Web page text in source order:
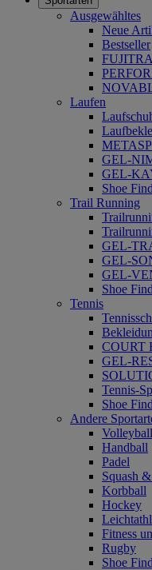
Ausgewähltes
Neue
Bestseller
Laufen
GEL-
GEL-
Shoe
Trail Running
GEL-
GEL-
GEL-
Shoe
Tennis
COURT
GEL-
Tennis-
Shoe
Andere
Volleyball
Handball
Padel
Squash
Korbball
Hockey
Fitness
Rugby
Shoe